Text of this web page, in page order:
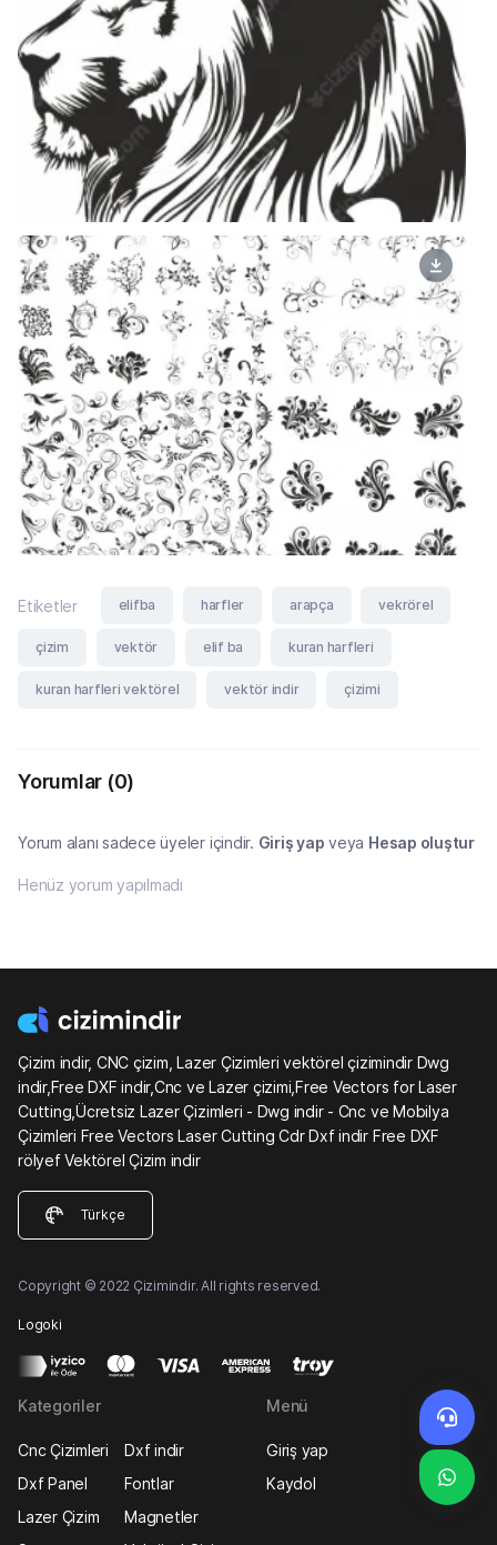
Etiketler elifba harfler arapça vekrörel
çizim vektör elif ba kuran harfleri
kuran harfleri vektörel vektör indir çizimi
Yorumlar (0)
Yorum alanı sadece üyeler içindir. Giriş yap veya Hesap oluştur
Henüz yorum yapılmadı
Çizim indir, CNC çizim, Lazer Çizimleri vektörel çizimindir Dwg
indir,Free DXF indir,Cnc ve Lazer çizimi,Free Vectors for Laser
Cutting,Ücretsiz Lazer Çizimleri - Dwg indir - Cnc ve Mobilya
Çizimleri Free Vectors Laser Cutting Cdr Dxf indir Free DXF
rölyef Vektörel Çizim indir
Türkçe
Copyright © 2022 Çizimindir. All rights reserved.
Logoki
Kategoriler
Cnc Çizimleri
Dxf indir
Dxf Panel
Fontlar
Lazer Çizim
Magnetler
Menü
Giriş yap
Kaydol